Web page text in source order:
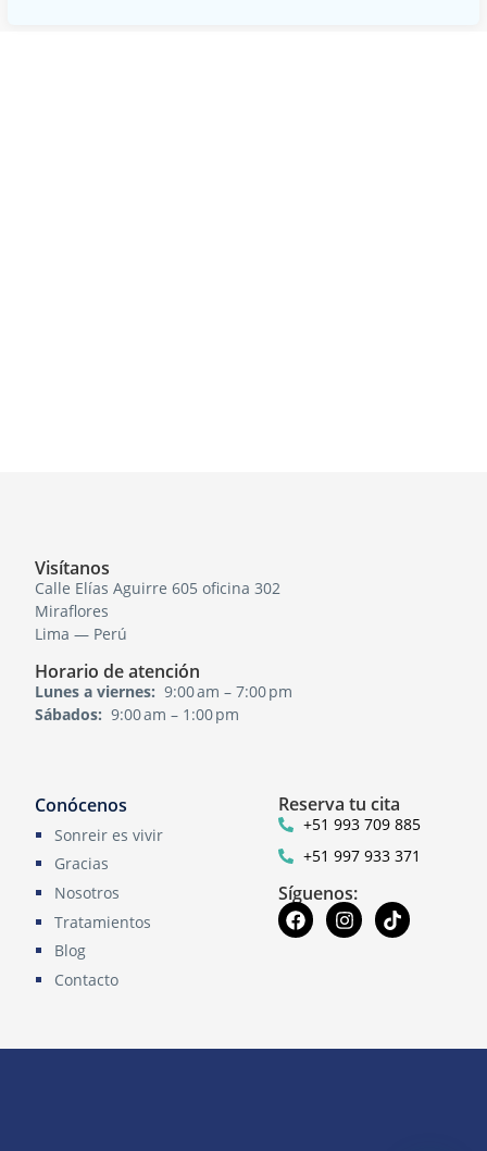
Visítanos
Calle Elías Aguirre 605 oficina 302
Miraflores
Lima — Perú
Horario de atención
Lunes a viernes: 9:00 am – 7:00 pm
Sábados: 9:00 am – 1:00 pm
Conócenos
Sonreir es vivir
Gracias
Nosotros
Tratamientos
Blog
Contacto
Reserva tu cita
+51 993 709 885
+51 997 933 371
Síguenos: